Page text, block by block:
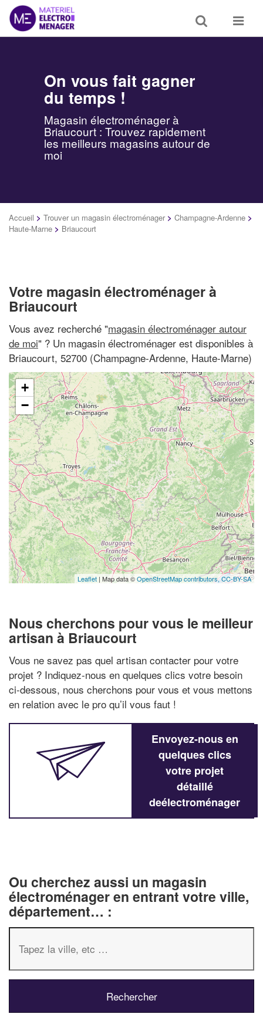
Toggle
search
Toggle
On vous fait gagner
du temps !
Magasin électroménager à
Briaucourt : Trouvez rapidement
les meilleurs magasins autour de
moi
Accueil > Trouver un magasin électroménager > Champagne-Ardenne >
Haute-Marne > Briaucourt
Votre magasin électroménager à
Briaucourt
Vous avez recherché "magasin électroménager autour
de moi" ? Un magasin électroménager est disponibles à
Briaucourt, 52700 (Champagne-Ardenne, Haute-Marne)
+
−
Leaflet | Map data ©OpenStreetMap contributors,CC-BY-SA
Nous cherchons pour vous le meilleur
artisan à Briaucourt
Vous ne savez pas quel artisan contacter pour votre
projet ? Indiquez-nous en quelques clics votre besoin
ci-dessous, nous cherchons pour vous et vous mettons
en relation avec le pro qu’il vous faut !
Envoyez-nous en
quelques clics
votre projet
détaillé
deélectroménager
Ou cherchez aussi un magasin
électroménager en entrant votre ville,
département… :
✕
Augmentez votre
vos